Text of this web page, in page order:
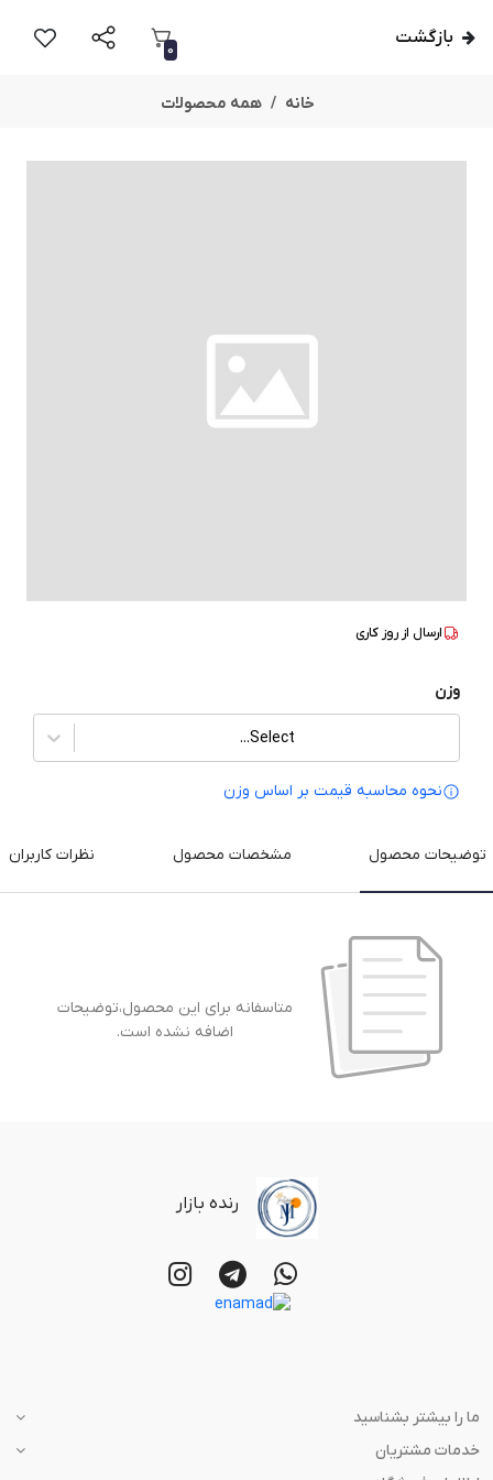
بازگشت
0
خانه همه محصولات
ارسال از روز کاری
وزن
Select...
نحوه محاسبه قیمت بر‌ اساس وزن
توضیحات محصول مشخصات محصول نظرات کاربران
متاسفانه برای این محصول،توضیحات
اضافه نشده است.
رنده بازار
ما را بیشتر بشناسید
خدمات مشتریان